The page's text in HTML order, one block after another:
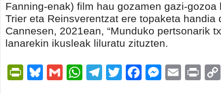
Fanning-enak) film hau gozamen gazi-gozoa
Trier eta Reinsverentzat ere topaketa handia
Cannesen, 2021ean, “Munduko pertsonarik
lanarekin ikusleak liluratu zituzten.
PrintFriendly
Bluesky
GmailWhatsApp
Telegram
TwitterFacebook
Email